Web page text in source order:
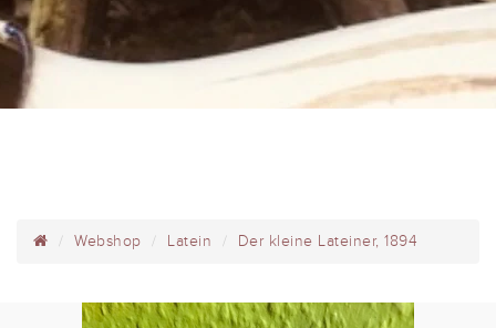
Webshop Latein Der kleine Lateiner, 1894